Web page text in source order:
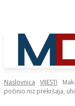
Naslovnica VIJESTI
počinio niz prekršaja,